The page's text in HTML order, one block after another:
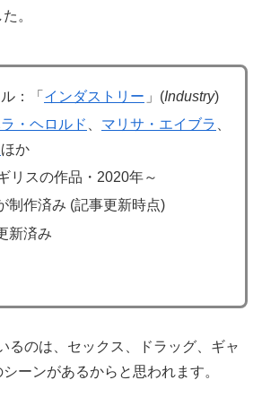
。
：「 インダストリー 」(Industry)
・ヘロルド マリサ・エイブラ
ほか
リスの作品・2020年～
制作済み (記事更新時点)
新済み
るのは、セックス、ドラッグ、ギャ
ーンがあるからと思われます。